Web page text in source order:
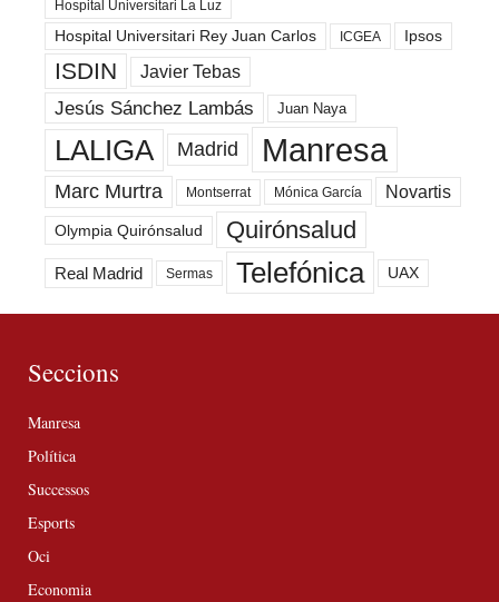
Hospital Universitari La Luz
Hospital Universitari Rey Juan Carlos ICGEA Ipsos
ISDIN Javier Tebas
Jesús Sánchez Lambás Juan Naya
LALIGA Madrid Manresa
Marc Murtra Montserrat Mónica García Novartis
Olympia Quirónsalud Quirónsalud
Real Madrid Sermas Telefónica UAX
Seccions
Manresa
Política
Successos
Esports
Oci
Economia